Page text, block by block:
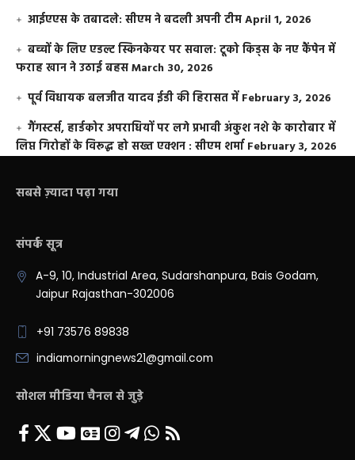
आईएएस के तबादले: सीएम ने बदली अपनी टीमApril 1, 2026
बच्चों के लिए एडल्ट स्किनकेयर पर सवाल: टूको किड्स के नए कैंपेन में
फराह खान ने उठाई बहसMarch 30, 2026
पूर्व विधायक बलजीत यादव ईडी की हिरासत में February 3, 2026
गैंगस्टर्स, हार्डकोर अपराधियों पर लगे प्रभावी अंकुश नशे के कारोबार में
लिप्त गिरोहों के विरूद्ध हो सख्त एक्शन : सीएम शर्मा February 3, 2026
सबसे ज़्यादा पढ़ा गया
संपर्क सूत्र
A-9, 10, Industrial Area, Sudarshanpura, Bais Godam,
Jaipur Rajasthan-302006
+91 73576 89838
indiamorningnews21@gmail.com
सोशल मीडिया चैनल से जुड़े